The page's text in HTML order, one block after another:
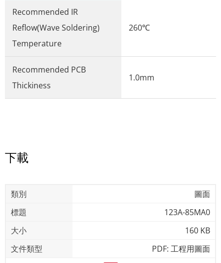
Recommended IR
Reflow(Wave Soldering)
Temperature
260℃
Recommended PCB
Thickiness
1.0mm
下載
圖面
123A-85MA0
160 KB
PDF: 工程用圖面